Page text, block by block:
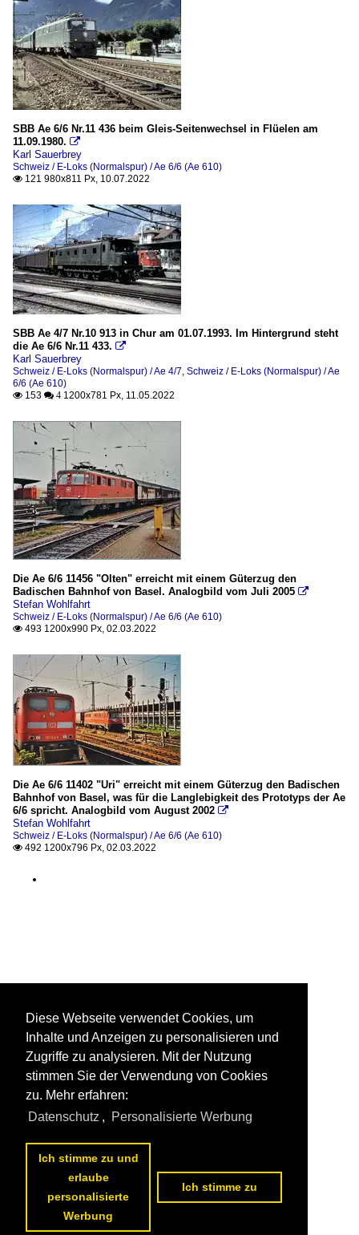
SBB Ae 6/6 Nr.11 436 beim Gleis-Seitenwechsel in Flüelen am
11.09.1980. 
Karl Sauerbrey
Schweiz / E-Loks (Normalspur) / Ae 6/6 (Ae 610)
 121 980x811 Px, 10.07.2022
SBB Ae 4/7 Nr.10 913 in Chur am 01.07.1993. Im Hintergrund steht
die Ae 6/6 Nr.11 433. 
Karl Sauerbrey
Schweiz / E-Loks (Normalspur) / Ae 4/7, Schweiz / E-Loks (Normalspur) / Ae
6/6 (Ae 610)
 153  4 1200x781 Px, 11.05.2022
Die Ae 6/6 11456 "Olten" erreicht mit einem Güterzug den
Badischen Bahnhof von Basel. Analogbild vom Juli 2005 
Stefan Wohlfahrt
Schweiz / E-Loks (Normalspur) / Ae 6/6 (Ae 610)
 493 1200x990 Px, 02.03.2022
Die Ae 6/6 11402 "Uri" erreicht mit einem Güterzug den Badischen
Bahnhof von Basel, was für die Langlebigkeit des Prototyps der Ae
6/6 spricht. Analogbild vom August 2002 
Stefan Wohlfahrt
Schweiz / E-Loks (Normalspur) / Ae 6/6 (Ae 610)
 492 1200x796 Px, 02.03.2022
Diese Webseite verwendet Cookies, um
Inhalte und Anzeigen zu personalisieren und
Zugriffe zu analysieren. Mit der Nutzung
stimmen Sie der Verwendung von Cookies
zu. Mehr erfahren:
Datenschutz , Personalisierte Werbung
Ich stimme zu und
erlaube
personalisierte
Werbung
Ich stimme zu